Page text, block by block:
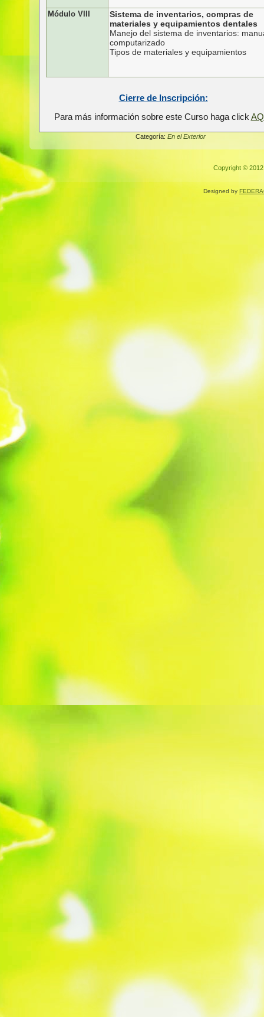
Módulo VIII
Sistema de inventarios, compras de
materiales y equipamientos dentales
Manejo del sistema de inventarios:
computarizado
Tipos de materiales y equipamientos
Cierre de Inscripción:
Para más información sobre este Curso haga click
Categoría: En el Exterior
Copyright ©
Designed by